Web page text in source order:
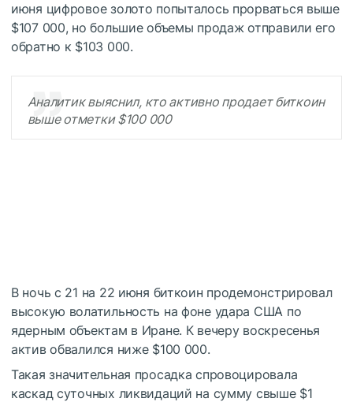
июня цифровое золото попыталось прорваться выше
$107 000, но большие объемы продаж отправили его
обратно к $103 000.
Аналитик выяснил, кто активно продает биткоин
выше отметки $100 000
В ночь с 21 на 22 июня биткоин продемонстрировал
высокую волатильность на фоне удара США по
ядерным объектам в Иране. К вечеру воскресенья
актив обвалился ниже $100 000.
Такая значительная просадка спровоцировала
каскад суточных ликвидаций на сумму свыше $1